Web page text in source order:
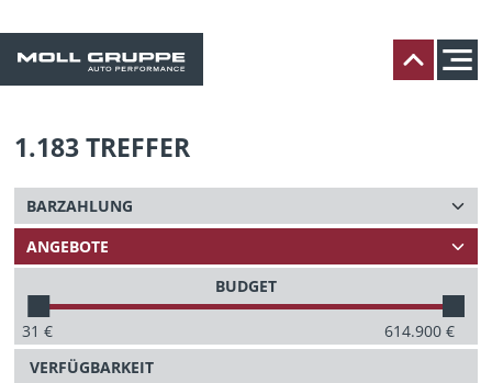
1.183TREFFER
BUDGET
31 € 614.900€
VERFÜGBARKEIT